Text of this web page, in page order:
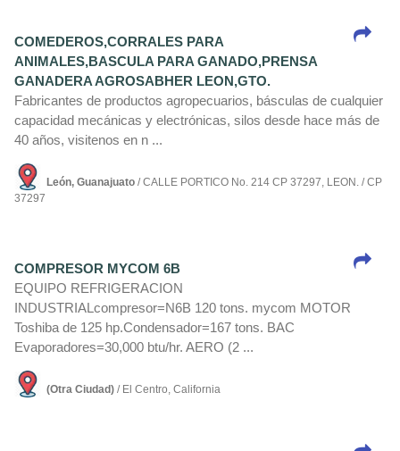
COMEDEROS,CORRALES PARA
ANIMALES,BASCULA PARA GANADO,PRENSA
GANADERA AGROSABHER LEON,GTO.
Fabricantes de productos agropecuarios, básculas de cualquier
capacidad mecánicas y electrónicas, silos desde hace más de
40 años, visitenos en n ...
León, Guanajuato / CALLE PORTICO No. 214 CP 37297, LEON. / CP
37297
COMPRESOR MYCOM 6B
EQUIPO REFRIGERACION
INDUSTRIALcompresor=N6B 120 tons. mycom MOTOR
Toshiba de 125 hp.Condensador=167 tons. BAC
Evaporadores=30,000 btu/hr. AERO (2 ...
(Otra Ciudad) / El Centro, California